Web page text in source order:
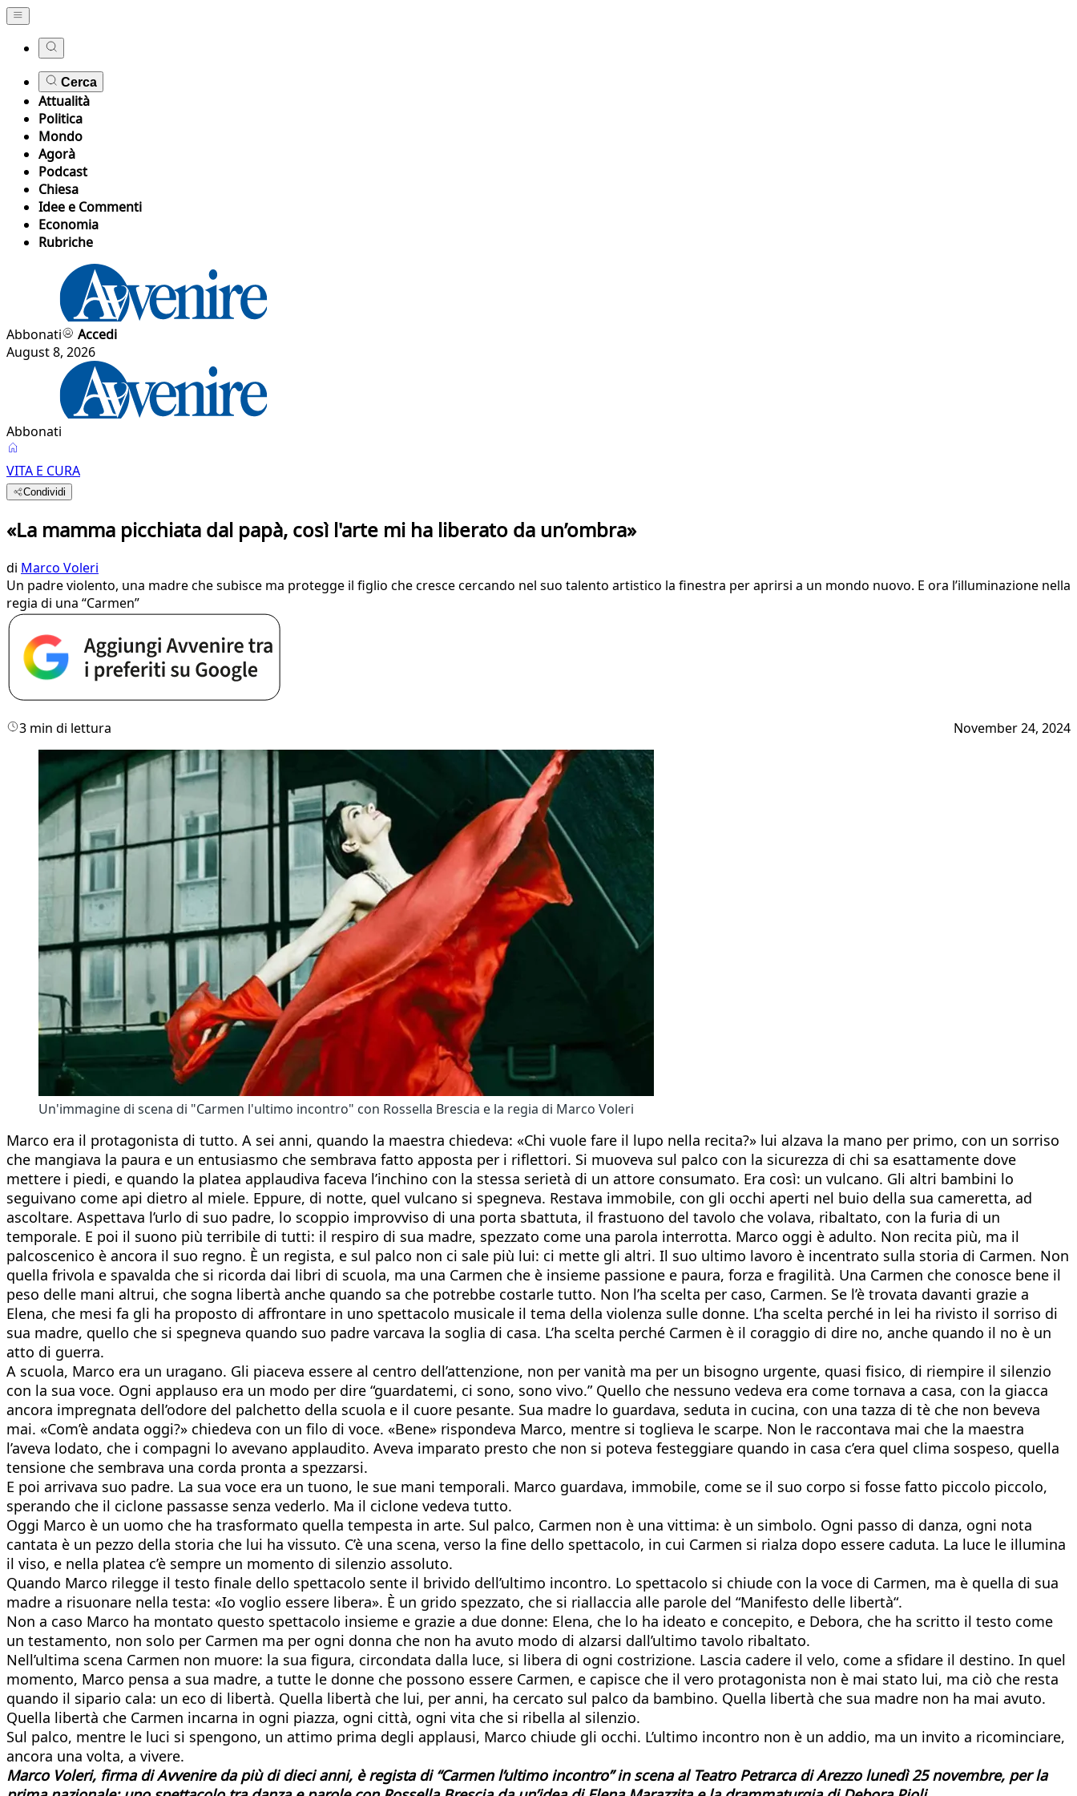
Cerca
Attualità
Politica
Mondo
Agorà
Podcast
Chiesa
Idee e Commenti
Economia
Rubriche
Abbonati
Accedi
August 8, 2026
Abbonati
VITA E CURA
Condividi
«La mamma picchiata dal papà, così l'arte mi ha liberato da un’ombra»
di Marco Voleri
Un padre violento, una madre che subisce ma protegge il figlio che cresce cercando nel suo talento artistico la finestra per aprirsi a un mondo nuovo. E ora l’illuminazione nella
regia di una “Carmen”
3 min di lettura November 24, 2024
Un'immagine di scena di "Carmen l'ultimo incontro" con Rossella Brescia e la regia di Marco Voleri
Marco era il protagonista di tutto. A sei anni, quando la maestra chiedeva: «Chi vuole fare il lupo nella recita?» lui alzava la mano per primo, con un sorriso
che mangiava la paura e un entusiasmo che sembrava fatto apposta per i riflettori. Si muoveva sul palco con la sicurezza di chi sa esattamente dove
mettere i piedi, e quando la platea applaudiva faceva l’inchino con la stessa serietà di un attore consumato. Era così: un vulcano. Gli altri bambini lo
seguivano come api dietro al miele. Eppure, di notte, quel vulcano si spegneva. Restava immobile, con gli occhi aperti nel buio della sua cameretta, ad
ascoltare. Aspettava l’urlo di suo padre, lo scoppio improvviso di una porta sbattuta, il frastuono del tavolo che volava, ribaltato, con la furia di un
temporale. E poi il suono più terribile di tutti: il respiro di sua madre, spezzato come una parola interrotta. Marco oggi è adulto. Non recita più, ma il
palcoscenico è ancora il suo regno. È un regista, e sul palco non ci sale più lui: ci mette gli altri. Il suo ultimo lavoro è incentrato sulla storia di Carmen. Non
quella frivola e spavalda che si ricorda dai libri di scuola, ma una Carmen che è insieme passione e paura, forza e fragilità. Una Carmen che conosce bene il
peso delle mani altrui, che sogna libertà anche quando sa che potrebbe costarle tutto. Non l’ha scelta per caso, Carmen. Se l’è trovata davanti grazie a
Elena, che mesi fa gli ha proposto di affrontare in uno spettacolo musicale il tema della violenza sulle donne. L’ha scelta perché in lei ha rivisto il sorriso di
sua madre, quello che si spegneva quando suo padre varcava la soglia di casa. L’ha scelta perché Carmen è il coraggio di dire no, anche quando il no è un
atto di guerra.
A scuola, Marco era un uragano. Gli piaceva essere al centro dell’attenzione, non per vanità ma per un bisogno urgente, quasi fisico, di riempire il silenzio
con la sua voce. Ogni applauso era un modo per dire “guardatemi, ci sono, sono vivo.” Quello che nessuno vedeva era come tornava a casa, con la giacca
ancora impregnata dell’odore del palchetto della scuola e il cuore pesante. Sua madre lo guardava, seduta in cucina, con una tazza di tè che non beveva
mai. «Com’è andata oggi?» chiedeva con un filo di voce. «Bene» rispondeva Marco, mentre si toglieva le scarpe. Non le raccontava mai che la maestra
l’aveva lodato, che i compagni lo avevano applaudito. Aveva imparato presto che non si poteva festeggiare quando in casa c’era quel clima sospeso, quella
tensione che sembrava una corda pronta a spezzarsi.
E poi arrivava suo padre. La sua voce era un tuono, le sue mani temporali. Marco guardava, immobile, come se il suo corpo si fosse fatto piccolo piccolo,
sperando che il ciclone passasse senza vederlo. Ma il ciclone vedeva tutto.
Oggi Marco è un uomo che ha trasformato quella tempesta in arte. Sul palco, Carmen non è una vittima: è un simbolo. Ogni passo di danza, ogni nota
cantata è un pezzo della storia che lui ha vissuto. C’è una scena, verso la fine dello spettacolo, in cui Carmen si rialza dopo essere caduta. La luce le illumina
il viso, e nella platea c’è sempre un momento di silenzio assoluto.
Quando Marco rilegge il testo finale dello spettacolo sente il brivido dell’ultimo incontro. Lo spettacolo si chiude con la voce di Carmen, ma è quella di sua
madre a risuonare nella testa: «Io voglio essere libera». È un grido spezzato, che si riallaccia alle parole del “Manifesto delle libertà“.
Non a caso Marco ha montato questo spettacolo insieme e grazie a due donne: Elena, che lo ha ideato e concepito, e Debora, che ha scritto il testo come
un testamento, non solo per Carmen ma per ogni donna che non ha avuto modo di alzarsi dall’ultimo tavolo ribaltato.
Nell’ultima scena Carmen non muore: la sua figura, circondata dalla luce, si libera di ogni costrizione. Lascia cadere il velo, come a sfidare il destino. In quel
momento, Marco pensa a sua madre, a tutte le donne che possono essere Carmen, e capisce che il vero protagonista non è mai stato lui, ma ciò che resta
quando il sipario cala: un eco di libertà. Quella libertà che lui, per anni, ha cercato sul palco da bambino. Quella libertà che sua madre non ha mai avuto.
Quella libertà che Carmen incarna in ogni piazza, ogni città, ogni vita che si ribella al silenzio.
Sul palco, mentre le luci si spengono, un attimo prima degli applausi, Marco chiude gli occhi. L’ultimo incontro non è un addio, ma un invito a ricominciare,
ancora una volta, a vivere.
Marco Voleri, firma di Avvenire da più di dieci anni, è regista di “Carmen l’ultimo incontro” in scena al Teatro Petrarca di Arezzo lunedì 25 novembre, per la